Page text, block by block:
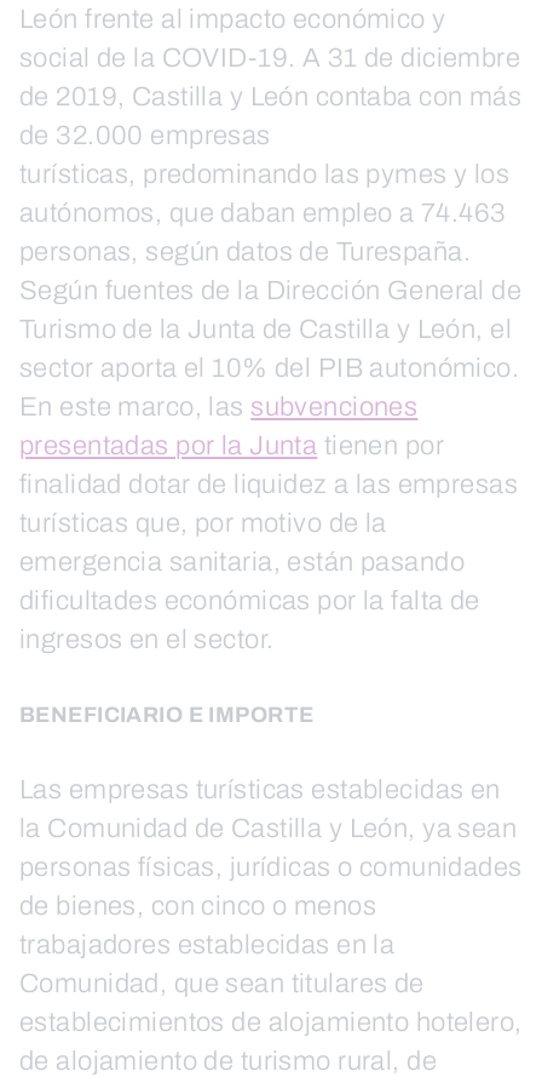
León frente al impacto económico y
social de la COVID-19. A 31 de diciembre
de 2019, Castilla y León contaba con más
de 32.000 empresas
turísticas, predominando las pymes y los
autónomos, que daban empleo a 74.463
personas, según datos de Turespaña.
Según fuentes de la Dirección General de
Turismo de la Junta de Castilla y León, el
sector aporta el 10% del PIB autonómico.
En este marco, las subvenciones
presentadas por la Junta tienen por
finalidad dotar de liquidez a las empresas
turísticas que, por motivo de la
emergencia sanitaria, están pasando
dificultades económicas por la falta de
ingresos en el sector.
BENEFICIARIO E IMPORTE
Las empresas turísticas establecidas en
la Comunidad de Castilla y León, ya sean
personas físicas, jurídicas o comunidades
de bienes, con cinco o menos
trabajadores establecidas en la
Comunidad, que sean titulares de
establecimientos de alojamiento hotelero,
de alojamiento de turismo rural, de